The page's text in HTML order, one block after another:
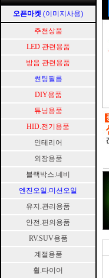
오픈마켓 (이미지사용)
추천상품
LED 관련용품
방음 관련용품
썬팅필름
DIY용품
튜닝용품
HID.전기용품
인테리어
외장용품
블랙박스.네비
엔진오일.미션오일
유지.관리용품
안전.편의용품
RV.SUV용품
계절용품
휠.타이어